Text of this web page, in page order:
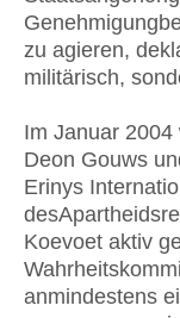
zu agieren,
militärisch,
Im Januar
Deon Gouws
Erinys
Koevoet aktiv
anmindestens